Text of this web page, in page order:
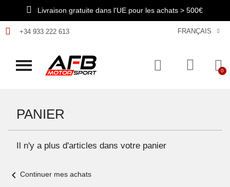
Livraison gratuite dans l'UE pour les achats > 500€
+34 933 222 613 FRANÇAIS
PANIER
Il n'y a plus d'articles dans votre panier
chevron_left Continuer mes achats